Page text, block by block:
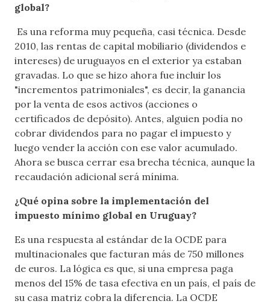
global?
Es una reforma muy pequeña, casi técnica. Desde
2010, las rentas de capital mobiliario (dividendos e
intereses) de uruguayos en el exterior ya estaban
gravadas. Lo que se hizo ahora fue incluir los
"incrementos patrimoniales", es decir, la ganancia
por la venta de esos activos (acciones o
certificados de depósito). Antes, alguien podía no
cobrar dividendos para no pagar el impuesto y
luego vender la acción con ese valor acumulado.
Ahora se busca cerrar esa brecha técnica, aunque la
recaudación adicional será mínima.
¿Qué opina sobre la implementación del
impuesto mínimo global en Uruguay?
Es una respuesta al estándar de la OCDE para
multinacionales que facturan más de 750 millones
de euros. La lógica es que, si una empresa paga
menos del 15% de tasa efectiva en un país, el país de
su casa matriz cobra la diferencia. La OCDE